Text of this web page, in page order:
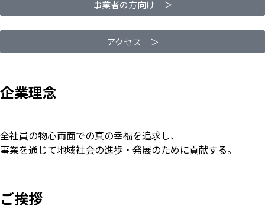
事業者の方向け ＞
アクセス ＞
企業理念
全社員の物心両面での真の幸福を追求し、
事業を通じて地域社会の進歩・発展のために貢献する。
ご挨拶